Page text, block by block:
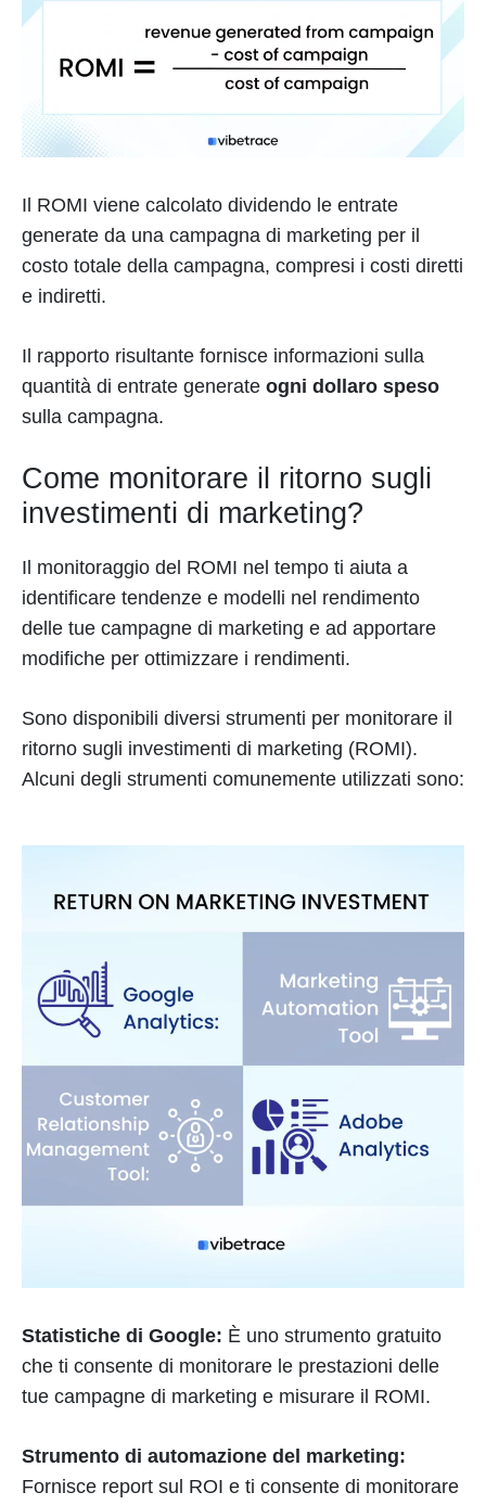
Il ROMI viene calcolato dividendo le entrate
generate da una campagna di marketing per il
costo totale della campagna, compresi i costi diretti
e indiretti.
Il rapporto risultante fornisce informazioni sulla
quantità di entrate generate ogni dollaro speso
sulla campagna.
Come monitorare il ritorno sugli
investimenti di marketing?
Il monitoraggio del ROMI nel tempo ti aiuta a
identificare tendenze e modelli nel rendimento
delle tue campagne di marketing e ad apportare
modifiche per ottimizzare i rendimenti.
Sono disponibili diversi strumenti per monitorare il
ritorno sugli investimenti di marketing (ROMI).
Alcuni degli strumenti comunemente utilizzati sono:
Statistiche di Google: È uno strumento gratuito
che ti consente di monitorare le prestazioni delle
tue campagne di marketing e misurare il ROMI.
Strumento di automazione del marketing:
Fornisce report sul ROI e ti consente di monitorare